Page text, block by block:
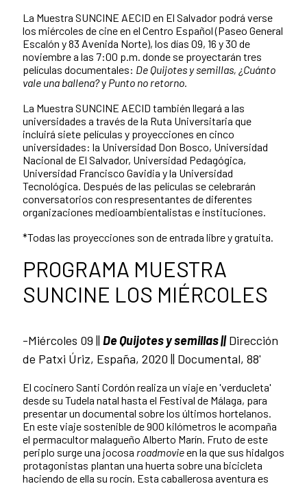
La Muestra SUNCINE AECID en El Salvador podrá verse
los miércoles de cine en el Centro Español (Paseo General
Escalón y 83 Avenida Norte), los días 09, 16 y 30 de
noviembre a las 7:00 p.m. donde se proyectarán tres
películas documentales: De Quijotes y semillas, ¿Cuánto
vale una ballena?y Punto no retorno.
La Muestra SUNCINE AECID también llegará a las
universidades a través de la Ruta Universitaria que
incluirá siete películas y proyecciones en cinco
universidades: la Universidad Don Bosco, Universidad
Nacional de El Salvador, Universidad Pedagógica,
Universidad Francisco Gavidia y la Universidad
Tecnológica. Después de las películas se celebrarán
conversatorios con respresentantes de diferentes
organizaciones medioambientalistas e instituciones.
*Todas las proyecciones son de entrada libre y gratuita.
PROGRAMA MUESTRA
SUNCINE LOS MIÉRCOLES
-Miércoles 09 || De Quijotes y semillas ||Dirección
de Patxi Úriz, España, 2020 || Documental, 88'
El cocinero Santi Cordón realiza un viaje en 'verducleta'
desde su Tudela natal hasta el Festival de Málaga, para
presentar un documental sobre los últimos hortelanos.
En este viaje sostenible de 900 kilómetros le acompaña
el permacultor malagueño Alberto Marín. Fruto de este
periplo surge una jocosa roadmovieen la que sus hidalgos
protagonistas plantan una huerta sobre una bicicleta
haciendo de ella su rocín. Esta caballerosa aventura es